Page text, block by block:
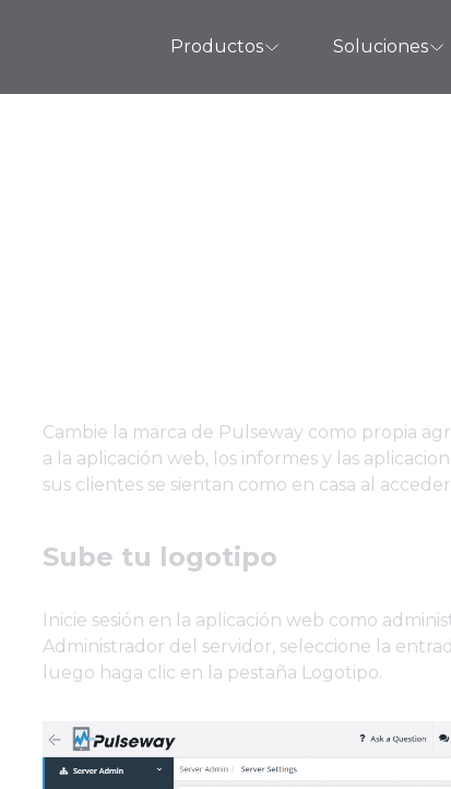
Productos Soluciones
Cambie la marca de Pulseway como propia
a la aplicación web, los informes y las
sus clientes se sientan como en casa al
Sube tu logotipo
Inicie sesión en la aplicación web como
Administrador del servidor, seleccione la
luego haga clic en la pestaña Logotipo.